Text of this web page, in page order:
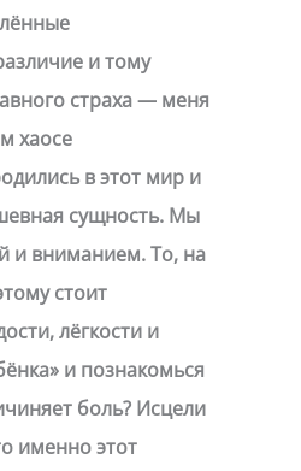
и тому
страха — меня
хаосе
в этот мир и
сущность. Мы
и вниманием. То, на
стоит
лёгкости и
и познакомься
боль? Исцели
именно этот